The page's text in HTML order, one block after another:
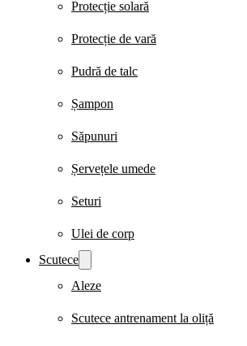
Protecție solară
Protecție de vară
Pudră de talc
Șampon
Săpunuri
Șervețele umede
Seturi
Ulei de corp
Scutece
Aleze
Scutece antrenament la oliță